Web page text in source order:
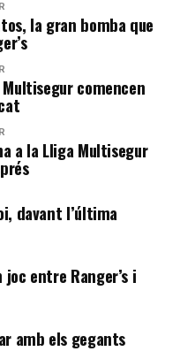
la gran bomba que
comencen
a la Lliga Multisegur
davant l’última
entre Ranger’s i
amb els gegants